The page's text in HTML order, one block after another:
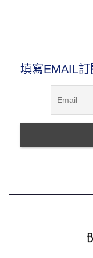
填寫EMAIL訂